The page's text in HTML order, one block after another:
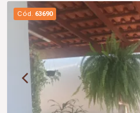
Cód. 63690